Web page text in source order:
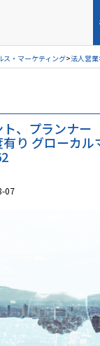
ス・マーケティング 法人営業
ト、プランナ
り グローカル
07